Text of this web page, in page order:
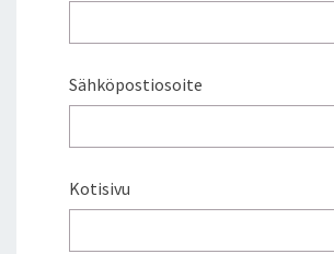
Sähköpostiosoite
Kotisivu